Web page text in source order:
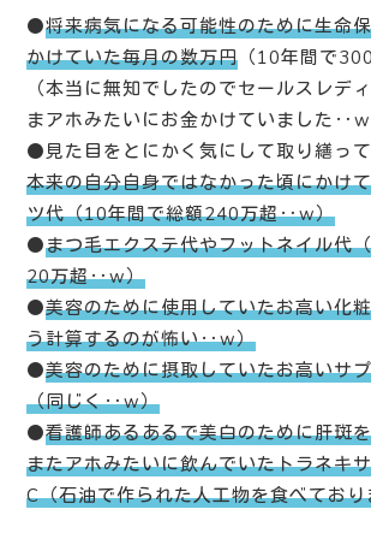
●将来病気になる可能性のために生命
かけていた毎月の数万円 （10年間で
（本当に無知でしたのでセールスレデ
まアホみたいにお金かけていました
●見た目をとにかく気にして取り繕っ
本来の自分自身ではなかった頃にかけ
ツ代（10年間で総額240万超‥w）
●まつ毛エクステ代やフットネイル代
20万超‥w）
●美容のために使用していたお高い化
う計算するのが怖い‥w）
●美容のために摂取していたお高いサ
（同じく‥w）
●看護師あるあるで美白のために肝斑
またアホみたいに飲んでいたトラネキ
C（石油で作られた人工物を食べてお